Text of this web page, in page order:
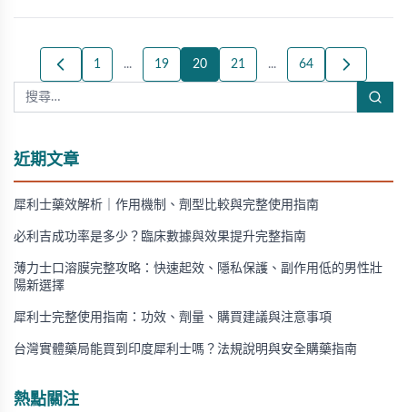
1 ... 19 20 21 ... 64
近期文章
犀利士藥效解析｜作用機制、劑型比較與完整使用指南
必利吉成功率是多少？臨床數據與效果提升完整指南
薄力士口溶膜完整攻略：快速起效、隱私保護、副作用低的男性壯
陽新選擇
犀利士完整使用指南：功效、劑量、購買建議與注意事項
台灣實體藥局能買到印度犀利士嗎？法規說明與安全購藥指南
熱點關注